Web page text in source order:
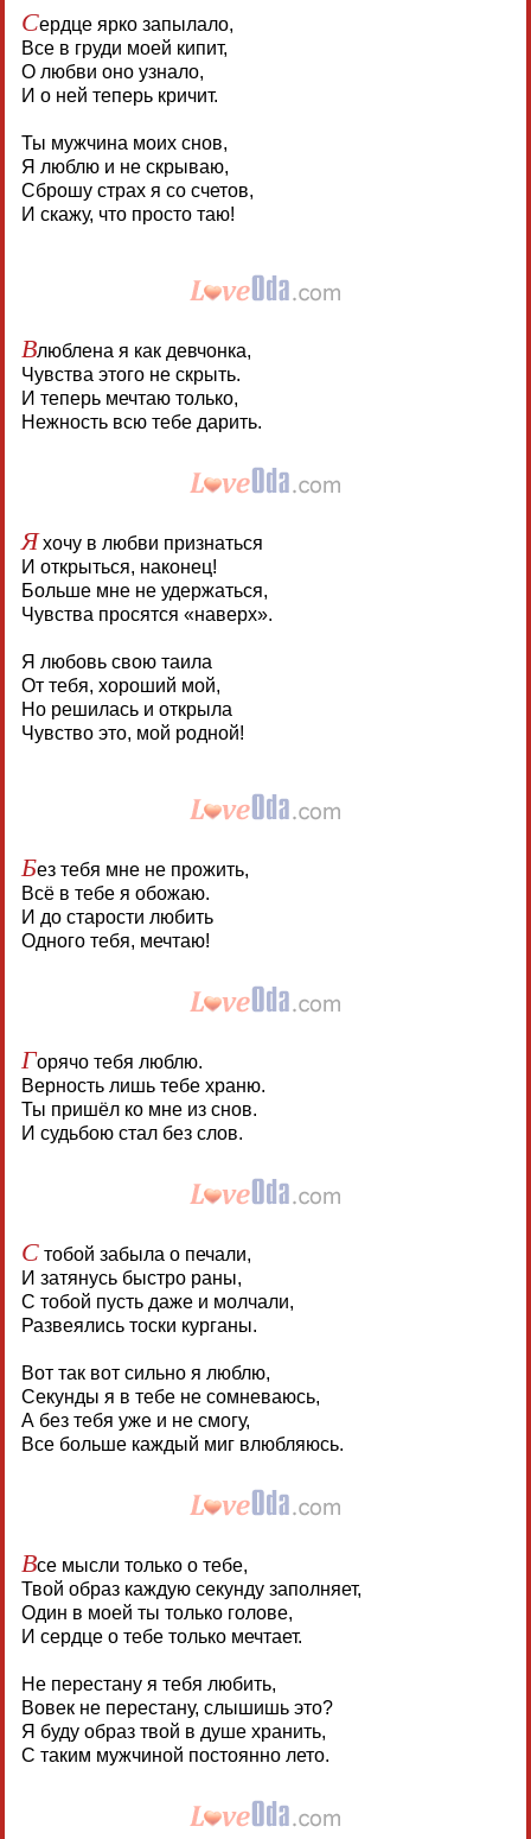
Сердце ярко запылало,
Все в груди моей кипит,
О любви оно узнало,
И о ней теперь кричит.
Ты мужчина моих снов,
Я люблю и не скрываю,
Сброшу страх я со счетов,
И скажу, что просто таю!
Влюблена я как девчонка,
Чувства этого не скрыть.
И теперь мечтаю только,
Нежность всю тебе дарить.
Яхочу в любви признаться
И открыться, наконец!
Больше мне не удержаться,
Чувства просятся «наверх».
Я любовь свою таила
От тебя, хороший мой,
Но решилась и открыла
Чувство это, мой родной!
Без тебя мне не прожить,
Всё в тебе я обожаю.
И до старости любить
Одного тебя, мечтаю!
Горячо тебя люблю.
Верность лишь тебе храню.
Ты пришёл ко мне из снов.
И судьбою стал без слов.
Стобой забыла о печали,
И затянусь быстро раны,
С тобой пусть даже и молчали,
Развеялись тоски курганы.
Вот так вот сильно я люблю,
Секунды я в тебе не сомневаюсь,
А без тебя уже и не смогу,
Все больше каждый миг влюбляюсь.
Все мысли только о тебе,
Твой образ каждую секунду заполняет,
Один в моей ты только голове,
И сердце о тебе только мечтает.
Не перестану я тебя любить,
Вовек не перестану, слышишь это?
Я буду образ твой в душе хранить,
С таким мужчиной постоянно лето.